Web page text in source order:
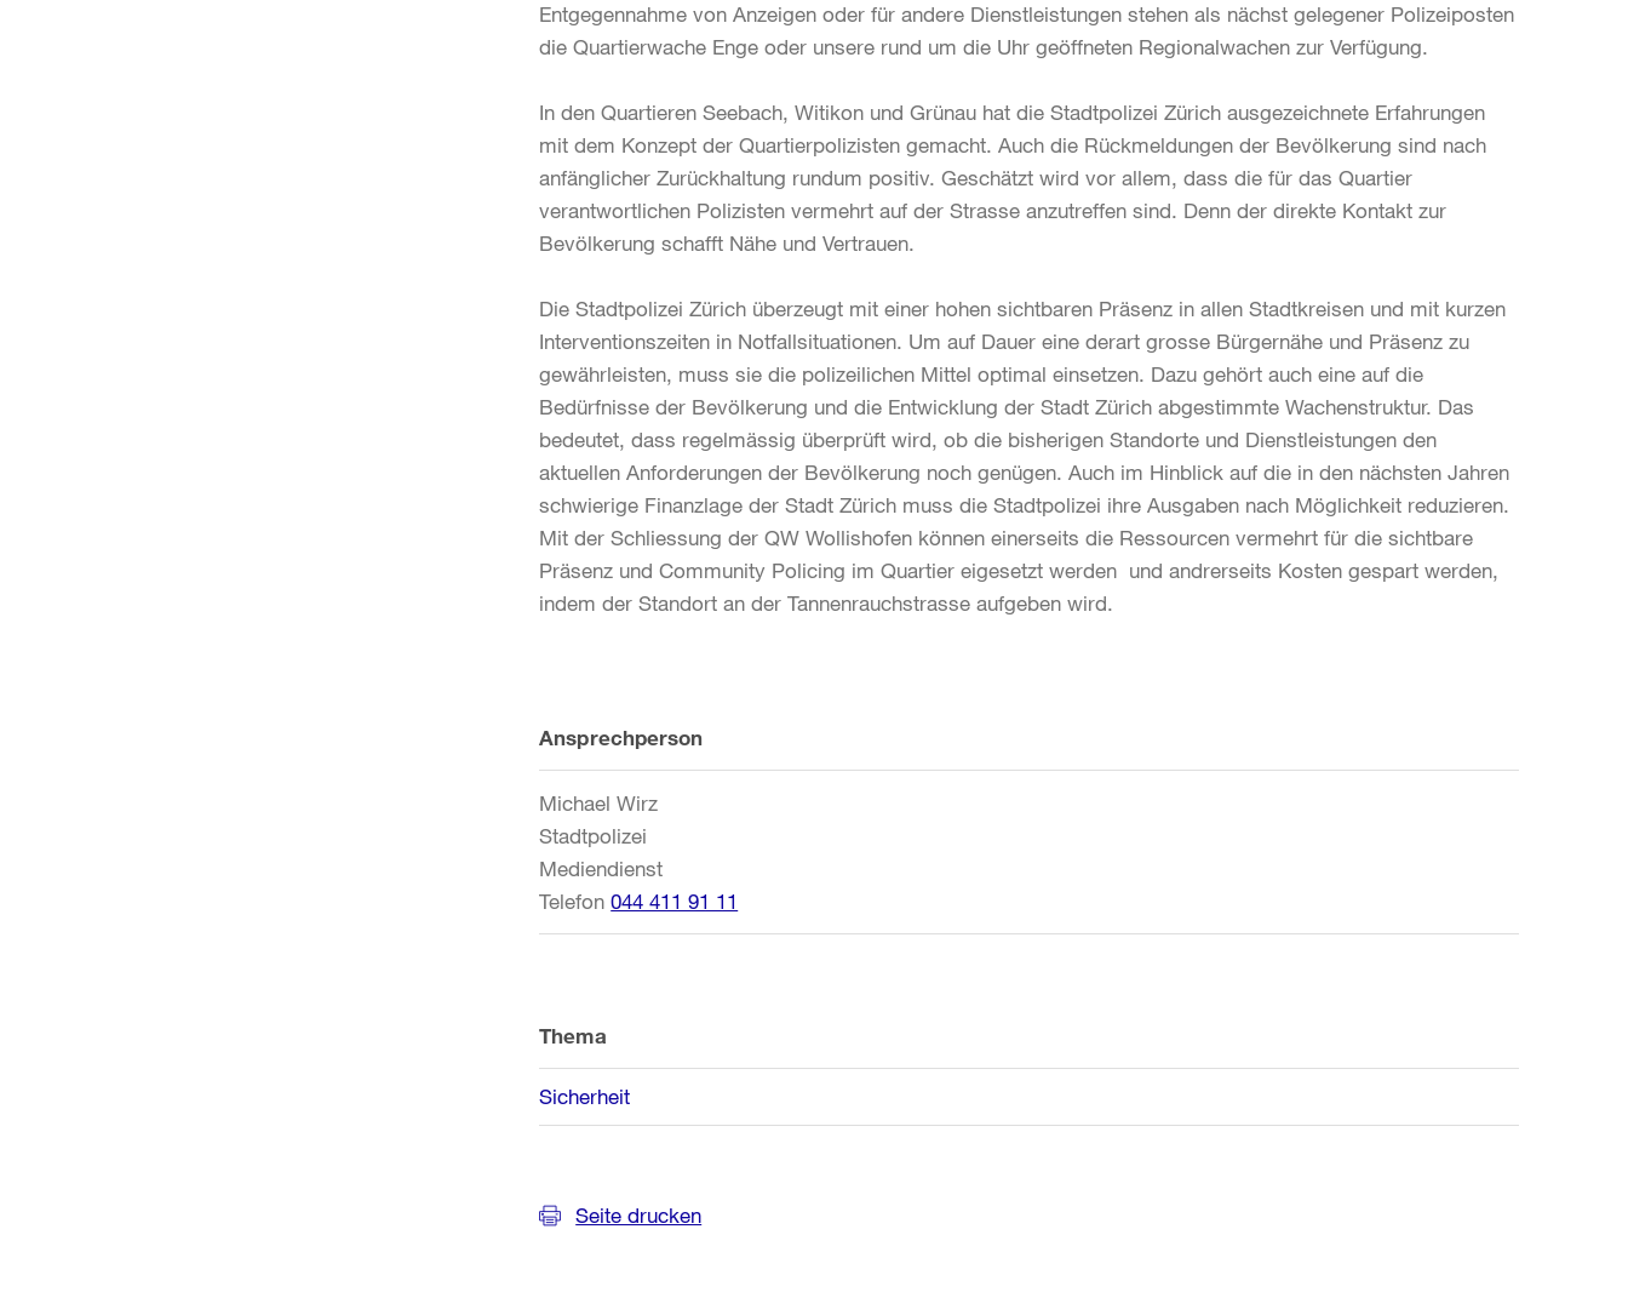
Entgegennahme von Anzeigen oder für andere Dienstleistungen stehen als nächst gelegener Polizeiposten
die Quartierwache Enge oder unsere rund um die Uhr geöffneten Regionalwachen zur Verfügung.
In den Quartieren Seebach, Witikon und Grünau hat die Stadtpolizei Zürich ausgezeichnete Erfahrungen
mit dem Konzept der Quartierpolizisten gemacht. Auch die Rückmeldungen der Bevölkerung sind nach
anfänglicher Zurückhaltung rundum positiv. Geschätzt wird vor allem, dass die für das Quartier
verantwortlichen Polizisten vermehrt auf der Strasse anzutreffen sind. Denn der direkte Kontakt zur
Bevölkerung schafft Nähe und Vertrauen.
Die Stadtpolizei Zürich überzeugt mit einer hohen sichtbaren Präsenz in allen Stadtkreisen und mit kurzen
Interventionszeiten in Notfallsituationen. Um auf Dauer eine derart grosse Bürgernähe und Präsenz zu
gewährleisten, muss sie die polizeilichen Mittel optimal ein­setzen. Dazu gehört auch eine auf die
Bedürfnisse der Bevölkerung und die Entwicklung der Stadt Zürich abgestimmte Wachenstruktur. Das
bedeutet, dass regelmässig überprüft wird, ob die bisherigen Standorte und Dienstleistungen den
aktuellen Anforderungen der Bevölkerung noch genügen. Auch im Hinblick auf die in den nächsten Jahren
schwierige Finanzlage der Stadt Zürich muss die Stadtpolizei ihre Ausgaben nach Möglichkeit reduzieren.
Mit der Schliessung der QW Wollishofen können einerseits die Ressourcen vermehrt für die sichtbare
Präsenz und Community Policing im Quartier eigesetzt werden und andrerseits Kosten gespart werden,
indem der Standort an der Tannenrauchstrasse aufgeben wird.
Weitere
Informationen
Ansprechperson
Michael Wirz
Stadtpolizei
Mediendienst
Telefon 044 411 91 11
Thema
Sicherheit
Seite drucken